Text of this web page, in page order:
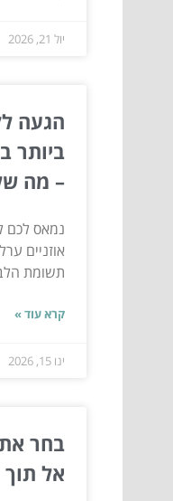
יול 21, 2026
הגעה
ביותר
– מה
נמאס לכם
אוזניים
תשומת
קרא עוד »
ינו 15, 2026
בחר
אל